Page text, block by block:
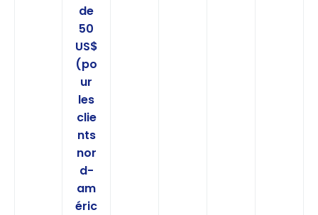
de
50
US$
(po
ur
les
clie
nts
nor
d-
am
éric